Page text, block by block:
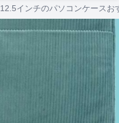
12.5インチのパソコンケース